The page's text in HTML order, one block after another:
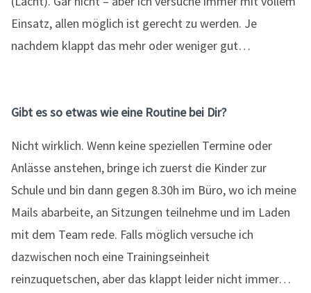
Einsatz, allen möglich ist gerecht zu werden. Je
nachdem klappt das mehr oder weniger gut…
Gibt es so etwas wie eine Routine bei Dir?
Nicht wirklich. Wenn keine speziellen Termine oder
Anlässe anstehen, bringe ich zuerst die Kinder zur
Schule und bin dann gegen 8.30h im Büro, wo ich meine
Mails abarbeite, an Sitzungen teilnehme und im Laden
mit dem Team rede. Falls möglich versuche ich
dazwischen noch eine Trainingseinheit
reinzuquetschen, aber das klappt leider nicht immer…